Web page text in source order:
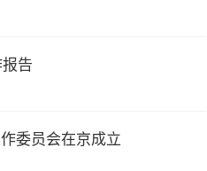
告
委员会在京成立